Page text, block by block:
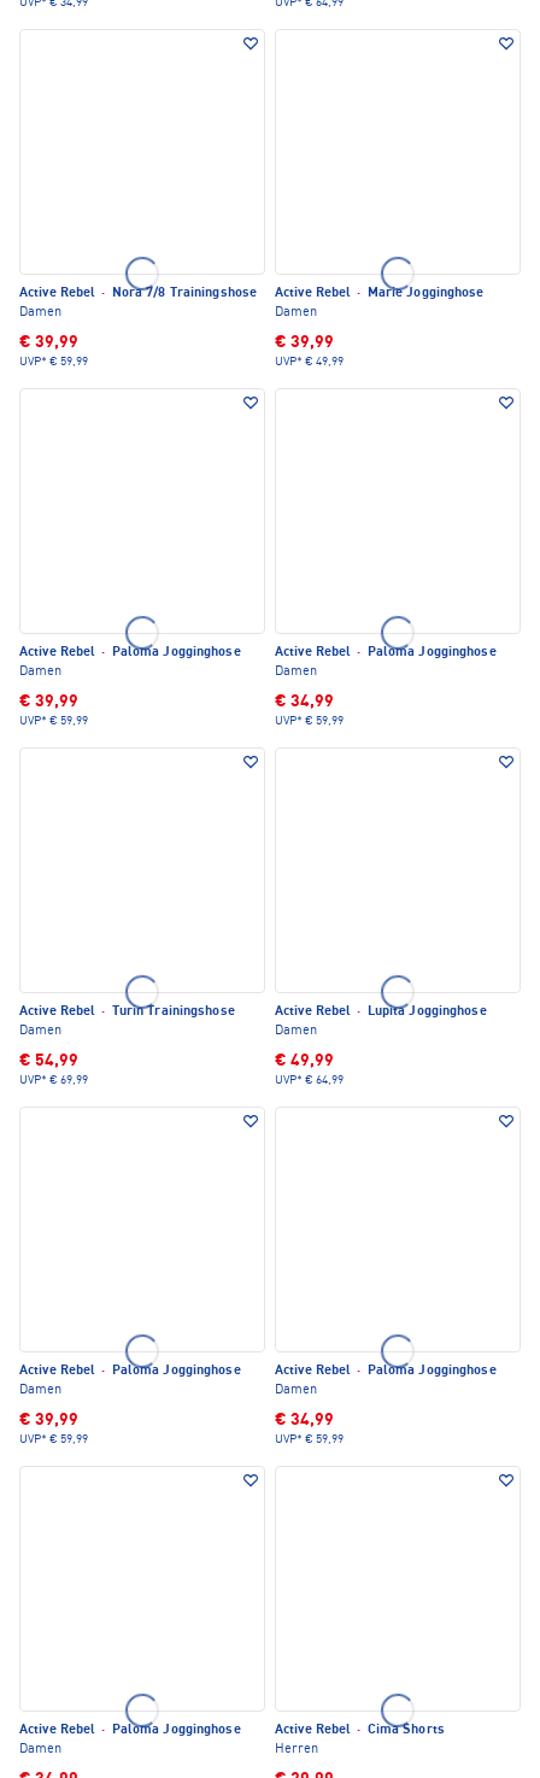
UVP* € 34,99 UVP* € 64,99
Active Rebel ·
Nora 7/8 Trainingshose
Damen
€ 39,99
UVP* € 59,99
Active Rebel ·
Marie Jogginghose
Damen
€ 39,99
UVP* € 49,99
Active Rebel ·
Paloma Jogginghose
Damen
€ 39,99
UVP* € 59,99
Active Rebel ·
Paloma Jogginghose
Damen
€ 34,99
UVP* € 59,99
Active Rebel ·
Turin Trainingshose
Damen
€ 54,99
UVP* € 69,99
Active Rebel ·
Lupita Jogginghose
Damen
€ 49,99
UVP* € 64,99
Active Rebel ·
Paloma Jogginghose
Damen
€ 39,99
UVP* € 59,99
Active Rebel ·
Paloma Jogginghose
Damen
€ 34,99
UVP* € 59,99
Active Rebel ·
Paloma Jogginghose
Damen
Active Rebel · Cima Shorts
Herren